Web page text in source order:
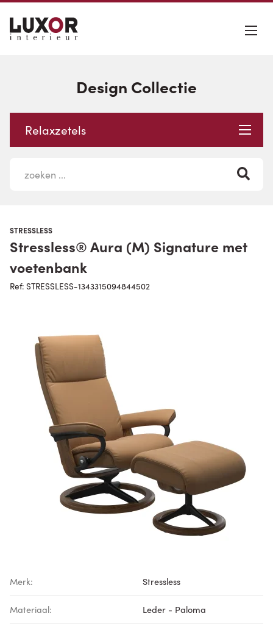
Design Collectie
Relaxzetels
STRESSLESS
Stressless® Aura (M) Signature met
voetenbank
Ref: STRESSLESS-1343315094844502
Merk: Stressless
Materiaal: Leder - Paloma